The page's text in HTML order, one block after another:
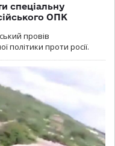
спеціальну
ОПК
провів
політики проти росії.